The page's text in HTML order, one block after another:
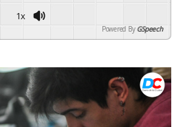
1x
Powered By GSpeech